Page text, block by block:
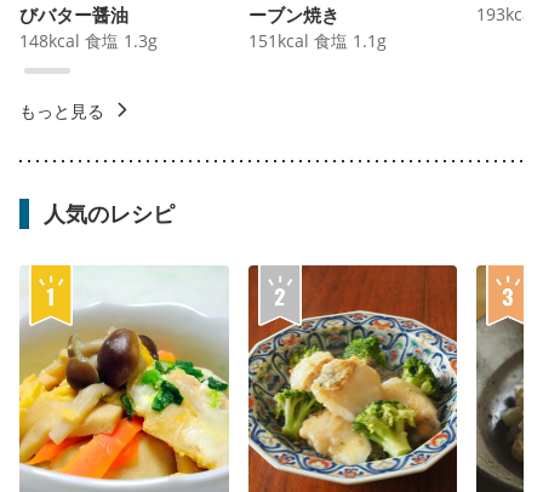
びバター醤油
148kcal 食塩 1.3g
ーブン焼き
151 kcal 食塩 1.1 g
193kcal
もっと見る
人気のレシピ